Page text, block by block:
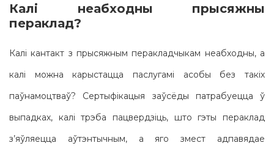
Калі неабходны прысяжны
пераклад?
Калі кантакт з прысяжным перакладчыкам неабходны, а
калі можна карыстацца паслугамі асобы без такіх
паўнамоцтваў? Сертыфікацыя заўсёды патрабуецца ў
выпадках, калі трэба пацвердзіць, што гэты пераклад
з’яўляецца аўтэнтычным, а яго змест адпавядае